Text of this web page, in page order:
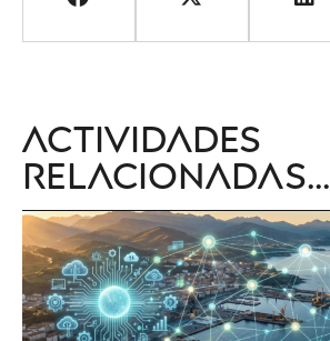
Actividades
relacionadas...